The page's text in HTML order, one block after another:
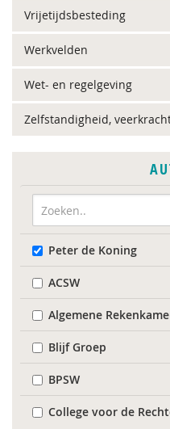
Vrijetijdsbesteding
Werkvelden
Wet- en regelgeving
Zelfstandigheid,
Peter de Koning
ACSW
Algemene
Blijf Groep
BPSW
College voor de